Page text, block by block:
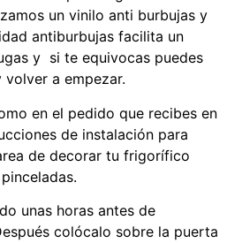
un vinilo anti burbujas y
antiburbujas facilita un
y si te equivocas puedes
a empezar.
en el pedido que recibes en
de instalación para
de decorar tu frigorífico
unas horas antes de
colócalo sobre la puerta